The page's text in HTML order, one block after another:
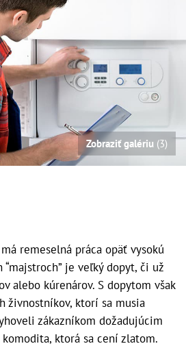
Zobraziť galériu (3)
remeselná práca opäť vysokú
je veľký dopyt, či už
alebo kúrenárov. S dopytom však
živnostníkov, ktorí sa musia
zákazníkom dožadujúcim
komodita, ktorá sa cení zlatom.